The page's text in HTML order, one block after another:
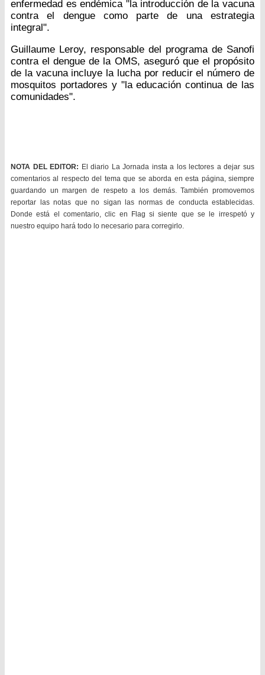
enfermedad es endémica "la introducción de la vacuna
contra el dengue como parte de una estrategia
integral".
Guillaume Leroy, responsable del programa de Sanofi
contra el dengue de la OMS, aseguró que el propósito
de la vacuna incluye la lucha por reducir el número de
mosquitos portadores y "la educación continua de las
comunidades".
NOTA DEL EDITOR: El diario La Jornada insta a los lectores a dejar sus
comentarios al respecto del tema que se aborda en esta página, siempre
guardando un margen de respeto a los demás. También promovemos
reportar las notas que no sigan las normas de conducta establecidas.
Donde está el comentario, clic en Flag si siente que se le irrespetó y
nuestro equipo hará todo lo necesario para corregirlo.